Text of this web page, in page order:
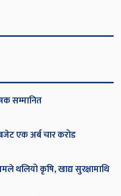
सम्मानित
बजेट एक अर्ब चार करोड
थलियो कृषि, खाद्य सुरक्षामाथि